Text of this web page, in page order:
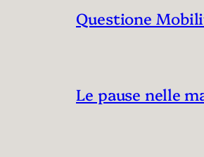
Questione
Le pause nelle